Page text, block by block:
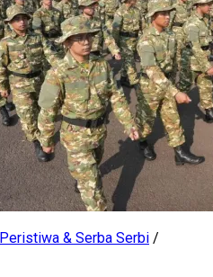
Peristiwa & Serba Serbi /